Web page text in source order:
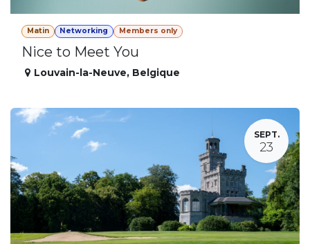
Matin Networking Members only
Nice to Meet You
Louvain-la-Neuve, Belgique
SEPT.
23